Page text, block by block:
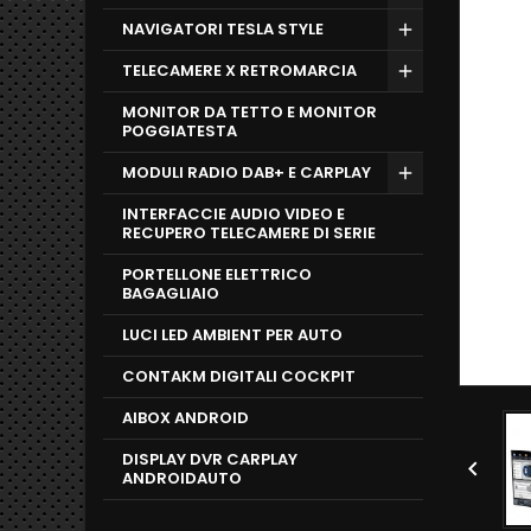
NAVIGATORI TESLA STYLE
TELECAMERE X RETROMARCIA
MONITOR DA TETTO E MONITOR
POGGIATESTA
MODULI RADIO DAB+ E CARPLAY
INTERFACCIE AUDIO VIDEO E
RECUPERO TELECAMERE DI SERIE
PORTELLONE ELETTRICO
BAGAGLIAIO
LUCI LED AMBIENT PER AUTO
CONTAKM DIGITALI COCKPIT
AIBOX ANDROID
DISPLAY DVR CARPLAY
ANDROIDAUTO
